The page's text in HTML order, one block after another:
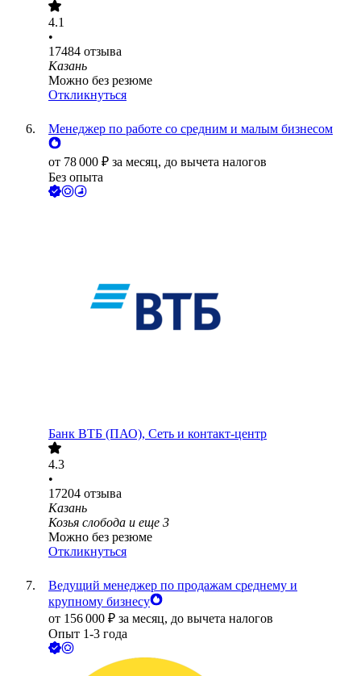
4.1
•
17484 отзыва
Казань
Можно без резюме
Откликнуться
Менеджер по работе со средним и малым бизнесом
от 78 000 ₽ за месяц, до вычета налогов
Без опыта
Банк ВТБ (ПАО), Сеть и контакт-центр
4.3
•
17204 отзыва
Казань
Козья слобода и еще 3
Можно без резюме
Откликнуться
Ведущий менеджер по продажам среднему и
крупному бизнесу
от 156 000 ₽ за месяц, до вычета налогов
Опыт 1-3 года